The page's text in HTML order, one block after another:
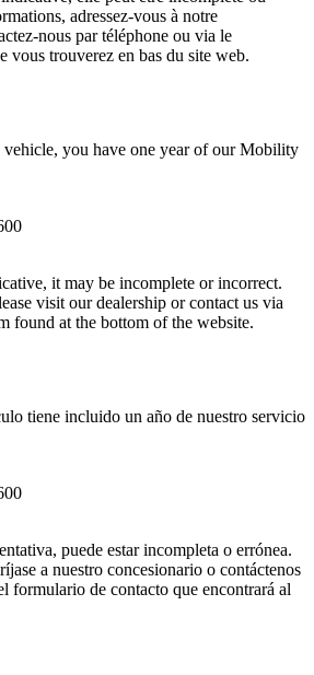
adressez-vous à notre
nous par téléphone ou via le
vous trouverez en bas du site web.
vehicle, you have one year of our Mobility
it may be incomplete or incorrect.
visit our dealership or contact us via
found at the bottom of the website.
tiene incluido un año de nuestro servicio
puede estar incompleta o errónea.
a nuestro concesionario o contáctenos
formulario de contacto que encontrará al